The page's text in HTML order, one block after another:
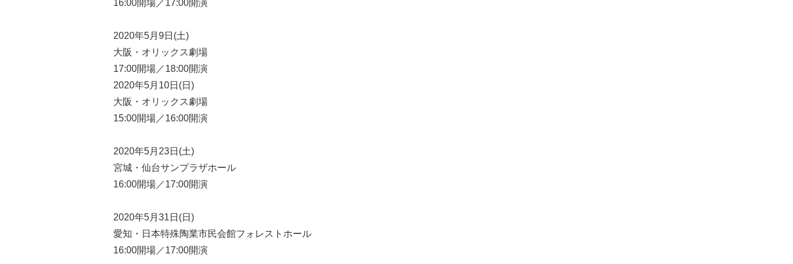
16:00開場／17:00開演
2020年5月9日(土)
大阪・オリックス劇場
17:00開場／18:00開演
2020年5月10日(日)
大阪・オリックス劇場
15:00開場／16:00開演
2020年5月23日(土)
宮城・仙台サンプラザホール
16:00開場／17:00開演
2020年5月31日(日)
愛知・日本特殊陶業市民会館フォレストホール
16:00開場／17:00開演